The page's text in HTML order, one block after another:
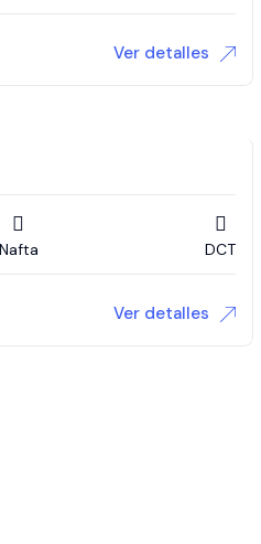
Ver detalles
Nafta DCT
Ver detalles